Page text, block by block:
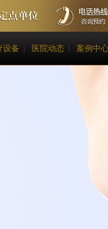
设备 医院动态 案例中